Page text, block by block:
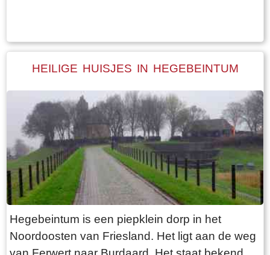
aub”. Het is de moeite waard om het park eens
heeft. Grote brokken zandsteen liggen her en
der verspreid door het park alsof er een enorme
explosie heeft plaatsgevonden. Niets is minder
waar. De laatste bewoner van Jongemastate
was Burgemeester van Slooten. Hij was
burgemeester van de gemeente
Rauwerderhem. Het voormalige gemeentehuis
staat een eindje verderop. Het is moeilijk voor te
stellen maar toen hij verhuisde heeft hij de state
met de grond gelijk laten maken. Misschien
HEILIGE HUISJES IN HEGEBEINTUM
Hegebeintum is een piepklein dorp in het
Noordoosten van Friesland. Het ligt aan de weg